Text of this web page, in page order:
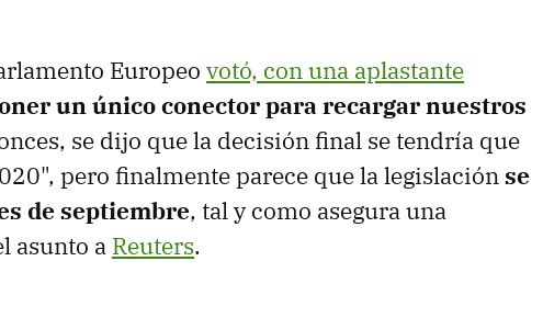
Europeo votó, con una aplastante
un único conector para recargar nuestros
se dijo que la decisión final se tendría que
pero finalmente parece que la legislaciónse
de septiembre, tal y como asegura una
asunto a Reuters.